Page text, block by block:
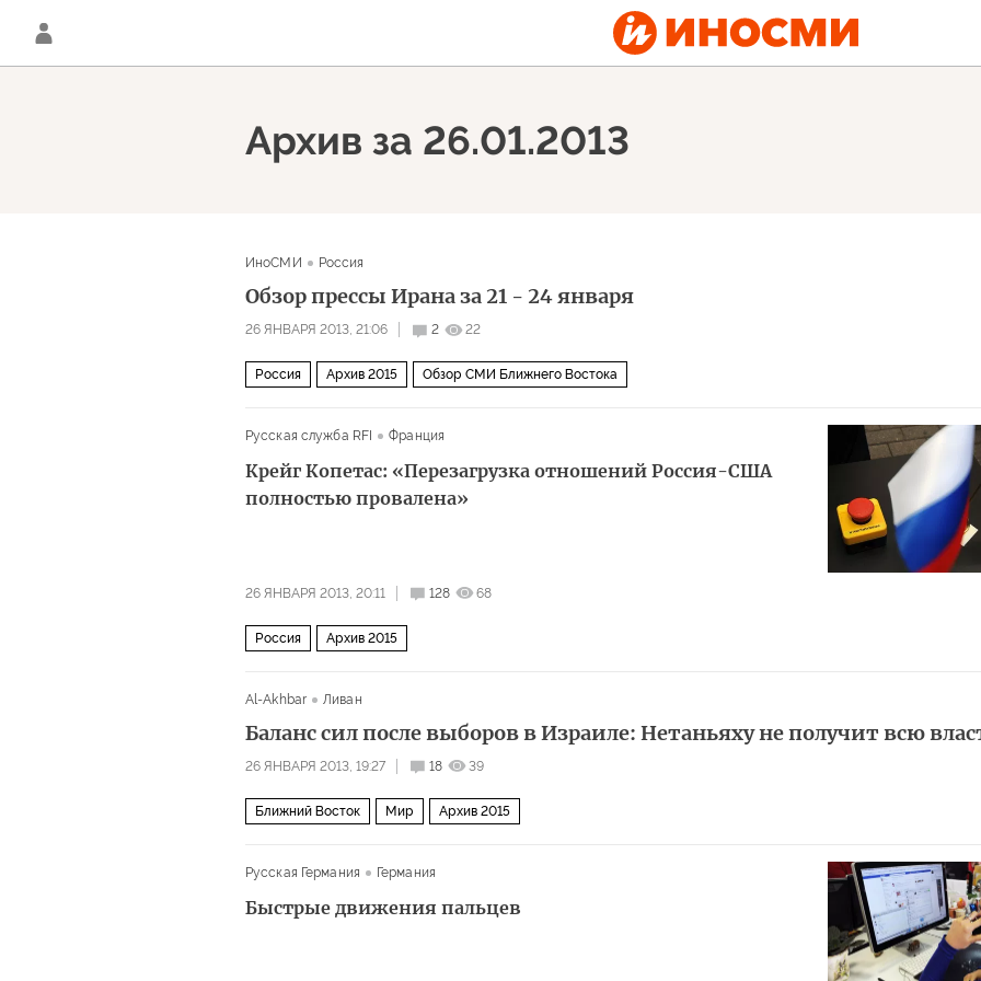
Архив за 26.01.2013
ИноСМИ Россия
Обзор прессы Ирана за 21 - 24 января
26 ЯНВАРЯ 2013, 21:06 2 22
Россия Архив 2015 Обзор СМИ Ближнего Востока
Русская служба RFI Франция
Крейг Копетас: «Перезагрузка отношений Россия-США
полностью провалена»
26 ЯНВАРЯ 2013, 20:11 128 68
Россия Архив 2015
Al-Akhbar Ливан
Баланс сил после выборов в Израиле: Нетаньяху не получит всю
26 ЯНВАРЯ 2013, 19:27 18 39
Ближний Восток Мир Архив 2015
Русская Германия Германия
Быстрые движения пальцев